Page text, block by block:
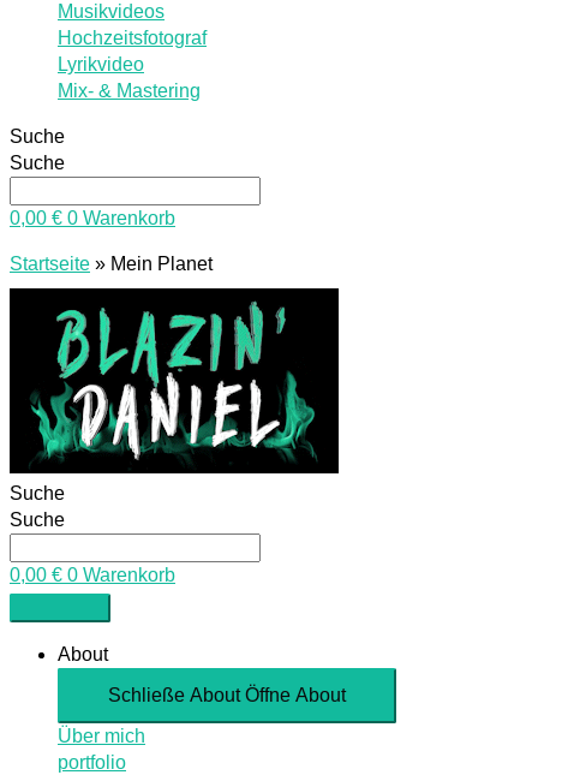
Musikvideos
Hochzeitsfotograf
Lyrikvideo
Mix- & Mastering
Suche
Suche
0,00 € 0 Warenkorb
Startseite » Mein Planet
Suche
Suche
0,00 € 0 Warenkorb
About
Schließe About Öffne About
Über mich
portfolio